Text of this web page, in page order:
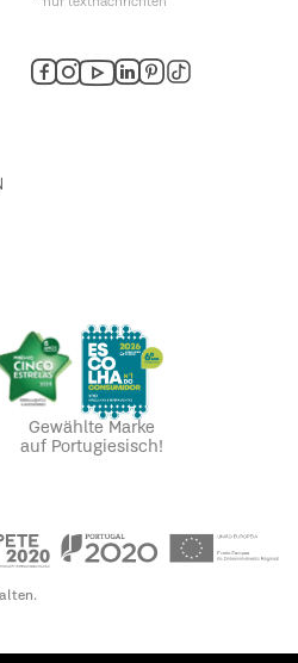
Gewählte Marke
auf Portugiesisch!